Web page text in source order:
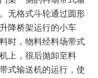
无格式斗轮通过圆形
降桥架运行的小车
时，物料经料场带式
上，很后抛卸至料
式输送机的运行，使